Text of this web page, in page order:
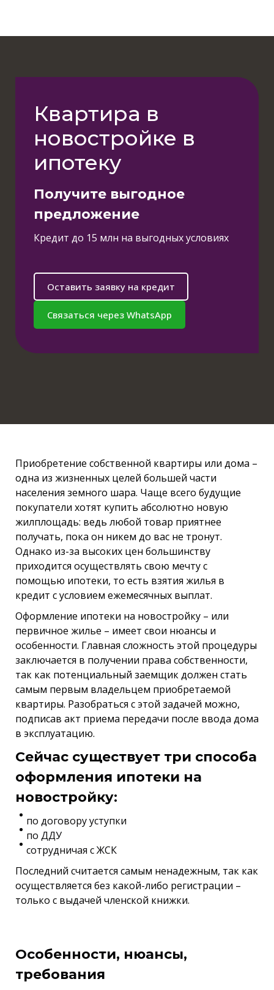
Квартира в
новостройке в
ипотеку
Получите выгодное
предложение
Кредит до 15 млн на выгодных условиях
Оставить заявку на кредит
Связаться через WhatsApp
Приобретение собственной квартиры или дома –
одна из жизненных целей большей части
населения земного шара. Чаще всего будущие
покупатели хотят купить абсолютно новую
жилплощадь: ведь любой товар приятнее
получать, пока он никем до вас не тронут.
Однако из-за высоких цен большинству
приходится осуществлять свою мечту с
помощью ипотеки, то есть взятия жилья в
кредит с условием ежемесячных выплат.
Оформление ипотеки на новостройку – или
первичное жилье – имеет свои нюансы и
особенности. Главная сложность этой процедуры
заключается в получении права собственности,
так как потенциальный заемщик должен стать
самым первым владельцем приобретаемой
квартиры. Разобраться с этой задачей можно,
подписав акт приема передачи после ввода дома
в эксплуатацию.
Сейчас существует три способа
оформления ипотеки на
новостройку:
по договору уступки
по ДДУ
сотрудничая с ЖСК
Последний считается самым ненадежным, так как
осуществляется без какой-либо регистрации –
только с выдачей членской книжки.
Особенности, нюансы,
требования